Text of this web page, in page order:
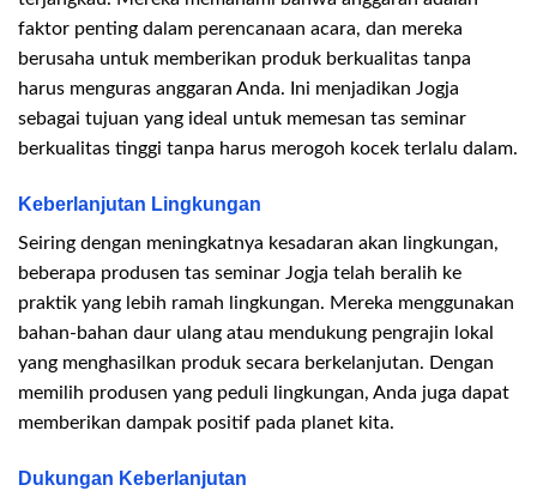
faktor penting dalam perencanaan acara, dan mereka
berusaha untuk memberikan produk berkualitas tanpa
harus menguras anggaran Anda. Ini menjadikan Jogja
sebagai tujuan yang ideal untuk memesan tas seminar
berkualitas tinggi tanpa harus merogoh kocek terlalu dalam.
Keberlanjutan Lingkungan
Seiring dengan meningkatnya kesadaran akan lingkungan,
beberapa produsen tas seminar Jogja telah beralih ke
praktik yang lebih ramah lingkungan. Mereka menggunakan
bahan-bahan daur ulang atau mendukung pengrajin lokal
yang menghasilkan produk secara berkelanjutan. Dengan
memilih produsen yang peduli lingkungan, Anda juga dapat
memberikan dampak positif pada planet kita.
Dukungan Keberlanjutan